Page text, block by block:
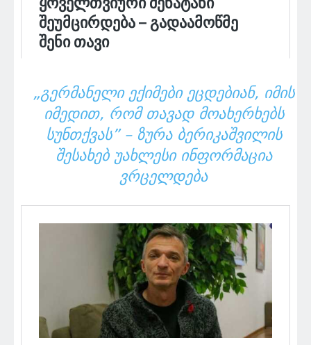
„ᲒᲔᲠᲛᲐᲜᲔᲚᲘ ᲔᲥᲘᲛᲔᲑᲘ ᲔᲪᲓᲔᲑᲘᲐᲜ, ᲘᲛᲘᲡ
ᲘᲛᲔᲓᲘᲗ, ᲠᲝᲛ ᲗᲐᲕᲐᲓ ᲛᲝᲐᲮᲔᲠᲮᲔᲑᲡ
ᲡᲣᲜᲗᲥᲕᲐᲡ” – ᲖᲣᲠᲐ ᲑᲔᲠᲘᲙᲐᲨᲕᲘᲚᲘᲡ
ᲨᲔᲡᲐᲮᲔᲑ ᲣᲐᲮᲚᲔᲡᲘ ᲘᲜᲤᲝᲠᲛᲐᲪᲘᲐ
ᲕᲠᲪᲔᲚᲓᲔᲑᲐ